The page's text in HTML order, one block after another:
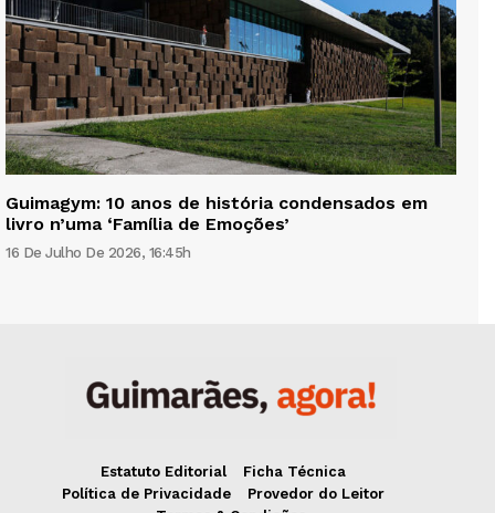
Guimagym: 10 anos de história condensados em
livro n’uma ‘Família de Emoções’
16 De Julho De 2026, 16:45h
Estatuto Editorial
Ficha Técnica
Política de Privacidade
Provedor do Leitor